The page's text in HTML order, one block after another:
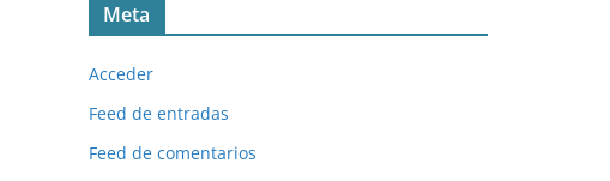
Meta
Acceder
Feed de entradas
Feed de comentarios